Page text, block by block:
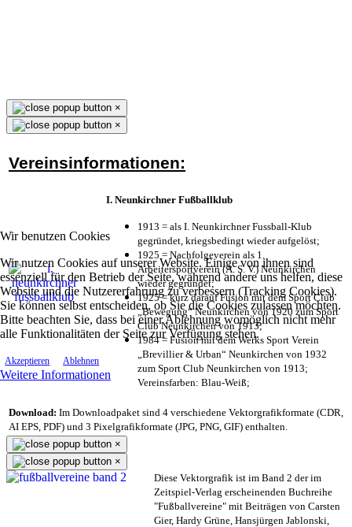
Wir benutzen Cookies
Wir nutzen Cookies auf unserer Website. Einige von ihnen sind
essenziell für den Betrieb der Seite, während andere uns helfen, diese
Website und die Nutzererfahrung zu verbessern (Tracking Cookies).
Sie können selbst entscheiden, ob Sie die Cookies zulassen möchten.
Bitte beachten Sie, dass bei einer Ablehnung womöglich nicht mehr
alle Funktionalitäten der Seite zur Verfügung stehen.
Akzeptieren Ablehnen
Weitere Informationen
×
×
Vereinsinformationen:
I. Neunkirchner Fußballklub
1913 = als I. Neunkirchner Fussball-Klub
gegründet, kriegsbedingt wieder aufgelöst;
1925 = Nachfolgeverein als 1.
Arbeitersportverein (A. S. V.) Neunkirchen
wieder gegründet;
1925 = kurz darauf Fusion mit dem Sport Club
„Bewegung“ Neunkirchen von 1920 zum Sport
Club Neunkirchen von 1913;
1984 = Fusion mit dem Werks Sport Verein
„Brevillier & Urban“ Neunkirchen von 1932
zum Sport Club Neunkirchen von 1913;
Vereinsfarben: Blau-Weiß;
Download: Im Downloadpaket sind 4 verschiedene Vektorgrafikformate (CDR,
AI EPS, PDF) und 3 Pixelgrafikformate (JPG, PNG, GIF) enthalten.
×
×
Diese Vektorgrafik ist im Band 2 der im
Zeitspiel-Verlag erscheinenden Buchreihe
"Fußballvereine" mit Beiträgen von Carsten
Gier, Hardy Grüne, Hansjürgen Jablonski,